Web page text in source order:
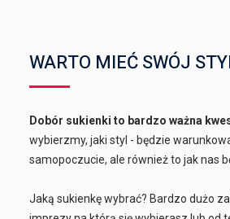
WARTO MIEĆ SWÓJ
Dobór sukienki to bardzo ważna
wybierzmy, jaki styl - będzie
samopoczucie, ale również to jak nas
Jaką sukienkę wybrać? Bardzo dużo